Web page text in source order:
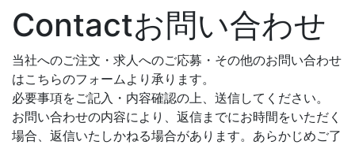
Contactお問い合わせ
当社へのご注文・求人へのご応募・その他のお問い合わせ
はこちらのフォームより承ります。
必要事項をご記入・内容確認の上、送信してください。
お問い合わせの内容により、返信までにお時間をいただく
場合、返信いたしかねる場合があります。あらかじめご了